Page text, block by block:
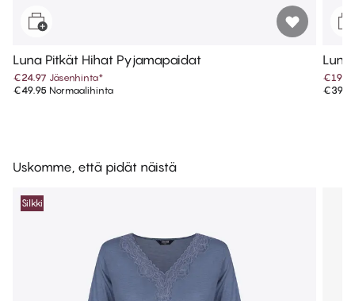
Luna Pitkät Hihat Pyjamapaidat
€24.97 Jäsenhinta*
€49.95 Normaalihinta
€19.97
Uskomme, että pidät näistä
Silkki